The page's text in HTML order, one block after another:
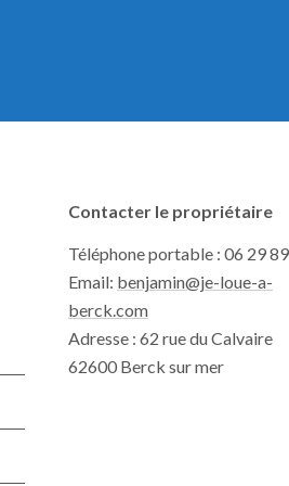
Contacter le propriétaire
Téléphone portable : 06 29
Email: benjamin@je-loue-a-
berck.com
Adresse : 62 rue du Calvaire
62600 Berck sur mer